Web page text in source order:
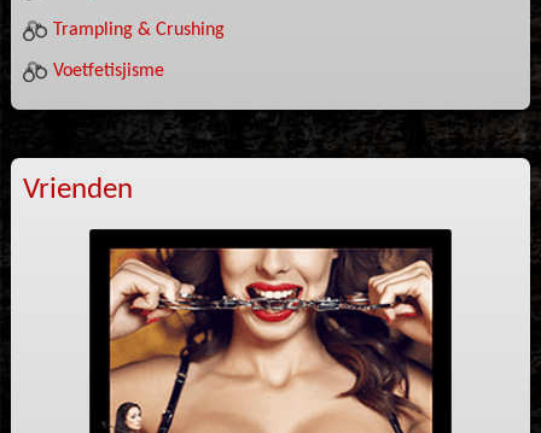
Trampling & Crushing
Voetfetisjisme
Vrienden